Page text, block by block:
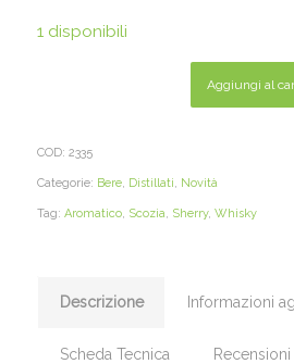
1 disponibili
Aggiungi al
COD: 2335
Categorie: Bere, Distillati Novità
Tag: Aromatico, Scozia Sherry, Whisky
Descrizione Informazioni
Scheda Tecnica Recensioni